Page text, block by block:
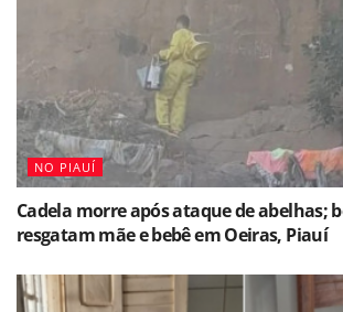
NO PIAUÍ
Cadela morre após ataque de abelhas;
resgatam mãe e bebê em Oeiras, Piauí